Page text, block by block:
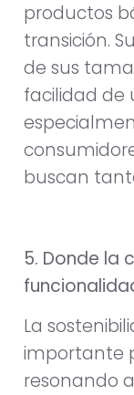
productos
transición.
de sus
facilidad de
buscan
5. Donde la
La
importante
resonando